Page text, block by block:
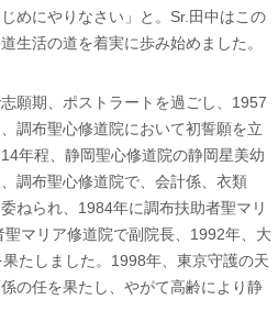
めにやりなさい」と。Sr.田中はこの
生活の道を着実に歩み始めました。
期、ポストラートを過ごし、1957
調布聖心修道院において初誓願を立
年程、静岡聖心修道院の静岡星美幼
調布聖心修道院で、会計係、衣類
ねられ、1984年に調布扶助者聖マリ
マリア修道院で副院長、1992年、大
たしました。1998年、東京守護の天
の任を果たし、やがて高齢により静